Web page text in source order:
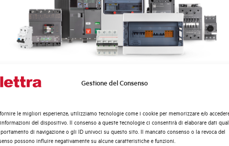
Gestione del Consenso
le migliori esperienze, utilizziamo tecnologie come i cookie per memorizzare e/o
del dispositivo. Il consenso a queste tecnologie ci consentirà di elaborare dati
di navigazione o gli ID univoci su questo sito. Il mancato consenso o la revoca del
possono influire negativamente su alcune caratteristiche e funzioni.
GHNE72PT
72 MODULI
Quali argomenti ti interessano di più?
Automazione Industriale
Fotovoltaico